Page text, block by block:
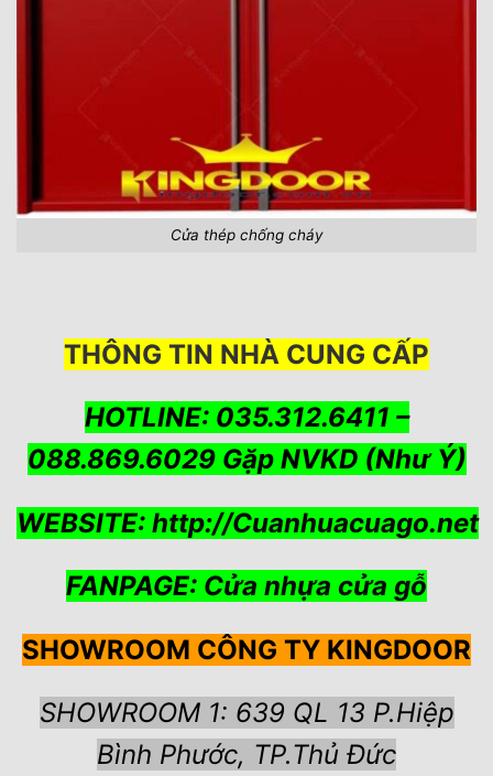
Cửa thép chống cháy
THÔNG TIN NHÀ CUNG CẤP
HOTLINE: 035.312.6411 –
088.869.6029 Gặp NVKD (Như Ý)
WEBSITE: http://Cuanhuacuago.net
FANPAGE: Cửa nhựa cửa gỗ
SHOWROOM CÔNG TY KINGDOOR
SHOWROOM 1: 639 QL 13 P.Hiệp
Bình Phước, TP.Thủ Đức